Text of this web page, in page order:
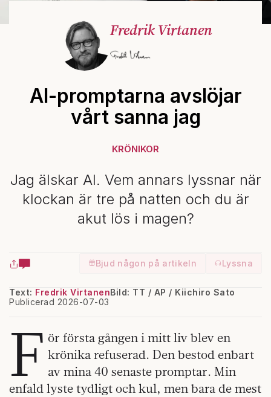
Fredrik Virtanen
AI-promptarna avslöjar
vårt sanna jag
KRÖNIKOR
Jag älskar AI. Vem annars lyssnar när
klockan är tre på natten och du är
akut lös i magen?
Bjud någon på artikeln Lyssna
Text: Fredrik Virtanen
Publicerad 2026-07-03
Bild: TT / AP / Kiichiro Sato
F ör första gången i mitt liv blev en
krönika refuserad. Den bestod enbart
av mina 40 senaste promptar. Min
enfald lyste tydligt och kul, men bara de mest